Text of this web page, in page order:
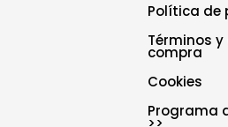
Política de
Términos
compra
Cookies
Programa
>>